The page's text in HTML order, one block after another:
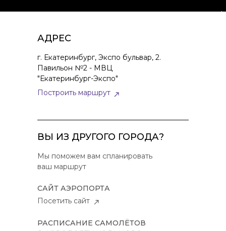
АДРЕС
г. Екатеринбург, Экспо бульвар, 2.
Павильон №2 - МВЦ
"Екатеринбург-Экспо"
Построить маршрут
ВЫ ИЗ ДРУГОГО ГОРОДА?
Мы поможем вам спланировать
ваш маршрут
САЙТ АЭРОПОРТА
Посетить сайт
РАСПИСАНИЕ САМОЛЁТОВ